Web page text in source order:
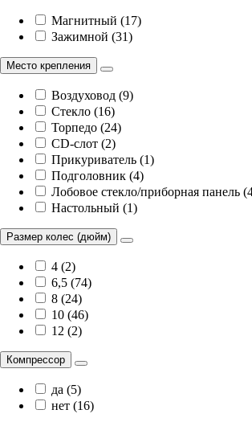
Магнитный (17)
Зажимной (31)
Место крепления
Воздуховод (9)
Стекло (16)
Торпедо (24)
CD-слот (2)
Прикуриватель (1)
Подголовник (4)
Лобовое стекло/приборная панель
Настольный (1)
Размер колес (дюйм)
4 (2)
6,5 (74)
8 (24)
10 (46)
12 (2)
Компрессор
да (5)
нет (16)